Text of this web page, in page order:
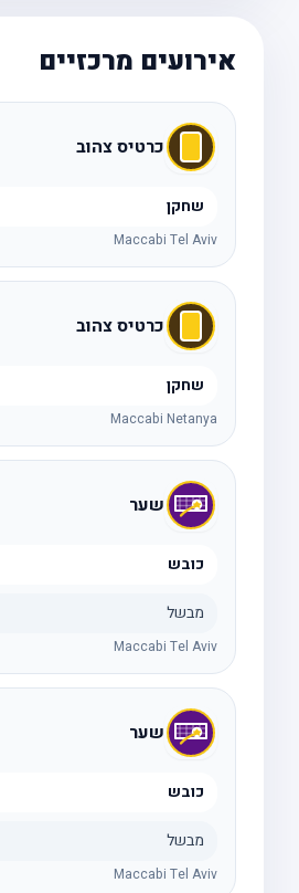
אירועים מרכזיים
כרטיס צהוב
שחקן
Maccabi Tel Aviv
כרטיס צהוב
שחקן
Maccabi Netanya
שער
כובש
מבשל
Maccabi Tel Aviv
שער
כובש
מבשל
Maccabi Tel Aviv